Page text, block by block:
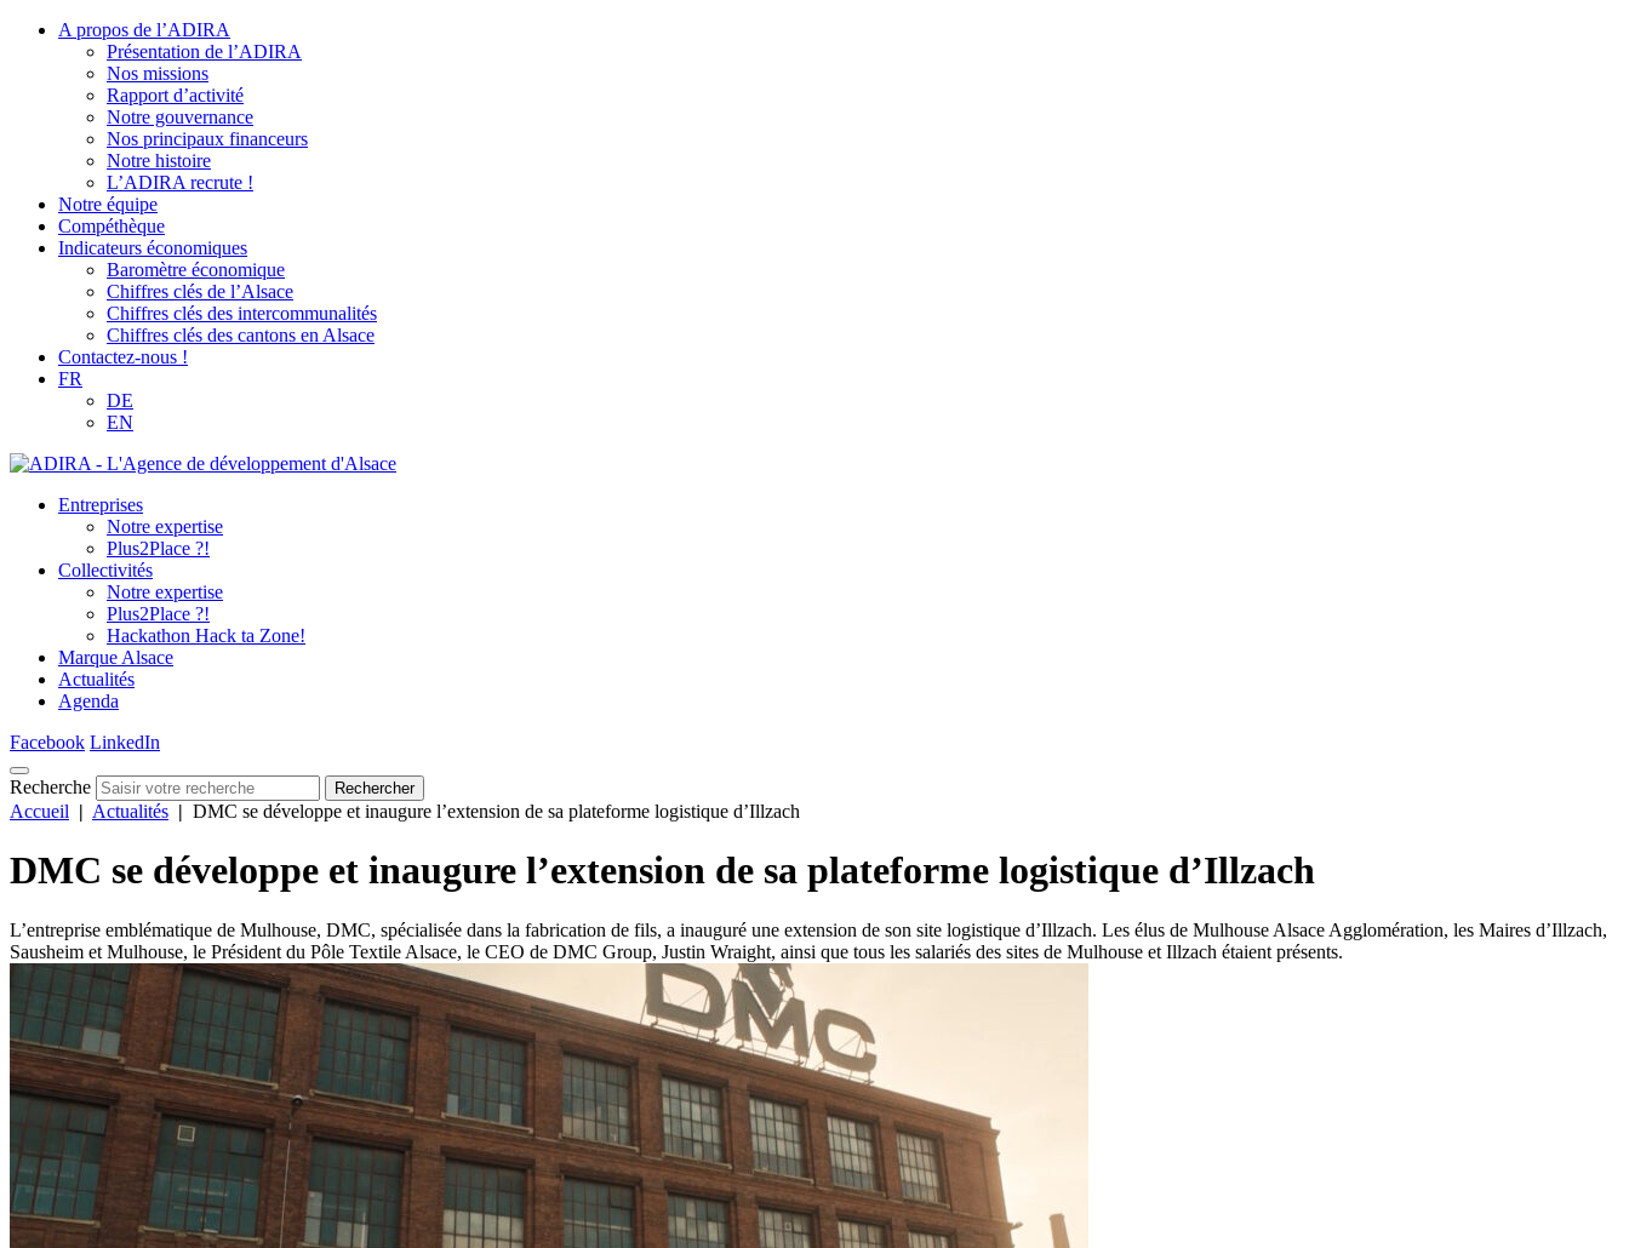
A propos de l’ADIRA
Présentation de l’ADIRA
Nos missions
Rapport d’activité
Notre gouvernance
Nos principaux financeurs
Notre histoire
L’ADIRA recrute !
Notre équipe
Compéthèque
Indicateurs économiques
Baromètre économique
Chiffres clés de l’Alsace
Chiffres clés des intercommunalités
Chiffres clés des cantons en Alsace
Contactez-nous !
FR
DE
EN
Entreprises
Notre expertise
Plus2Place ?!
Collectivités
Notre expertise
Plus2Place ?!
Hackathon Hack ta Zone!
Marque Alsace
Actualités
Agenda
Facebook LinkedIn
Recherche Rechercher
Accueil | Actualités | DMC se développe et inaugure l’extension de sa plateforme logistique d’Illzach
DMC se développe et inaugure l’extension de sa plateforme logistique d’Illzach
L’entreprise emblématique de Mulhouse, DMC, spécialisée dans la fabrication de fils, a inauguré une extension de son site logistique d’Illzach. Les élus de Mulhouse Alsace Agglomération, les Maires d’Illzach,
Sausheim et Mulhouse, le Président du Pôle Textile Alsace, le CEO de DMC Group, Justin Wraight, ainsi que tous les salariés des sites de Mulhouse et Illzach étaient présents.